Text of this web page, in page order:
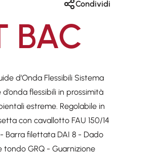
Condividi
BAC
d’Onda Flessibili Sistema
flessibili in prossimità
estreme. Regolabile in
con cavallotto FAU 150/14
Barra filettata DAI 8 - Dado
tondo GRQ - Guarnizione